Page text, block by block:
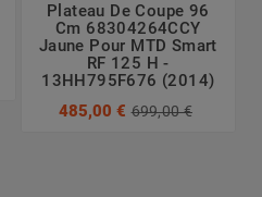
Plateau De Coupe 96
Cm 68304264CCY
Jaune Pour MTD Smart
RF 125 H -
13HH795F676 (2014)
485,00 € 699,00 €